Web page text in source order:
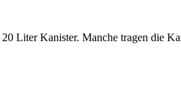
Liter Kanister. Manche tragen die